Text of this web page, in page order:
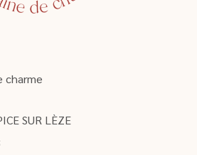
charme
SUR LÈZE